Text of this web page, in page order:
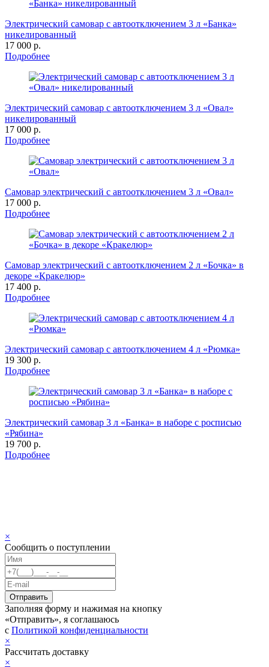
Электрический самовар с автоотключением 3 л «Банка»
никелированный
17 000 р.
Подробнее
Электрический самовар с автоотключением 3 л «Овал»
никелированный
17 000 р.
Подробнее
Самовар электрический с автоотключением 3 л «Овал»
17 000 р.
Подробнее
Самовар электрический с автоотключением 2 л «Бочка» в
декоре «Кракелюр»
17 400 р.
Подробнее
Электрический самовар с автоотключением 4 л «Рюмка»
19 300 р.
Подробнее
Электрический самовар 3 л «Банка» в наборе с росписью
«Рябина»
19 700 р.
Подробнее
×
Сообщить о поступлении
Заполняя форму и нажимая на кнопку
«Отправить», я соглашаюсь
с Политикой конфиденциальности
×
Рассчитать доставку
×